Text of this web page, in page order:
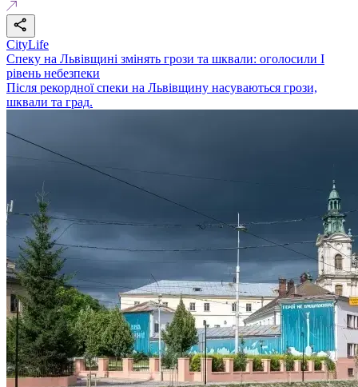
CityLife
Спеку на Львівщині змінять грози та шквали: оголосили І
рівень небезпеки
Після рекордної спеки на Львівщину насуваються грози,
шквали та град.